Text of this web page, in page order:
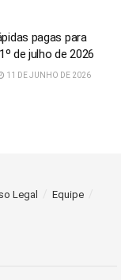
pagas para
de julho de 2026
11 DE JUNHO DE 2026
Legal
Equipe